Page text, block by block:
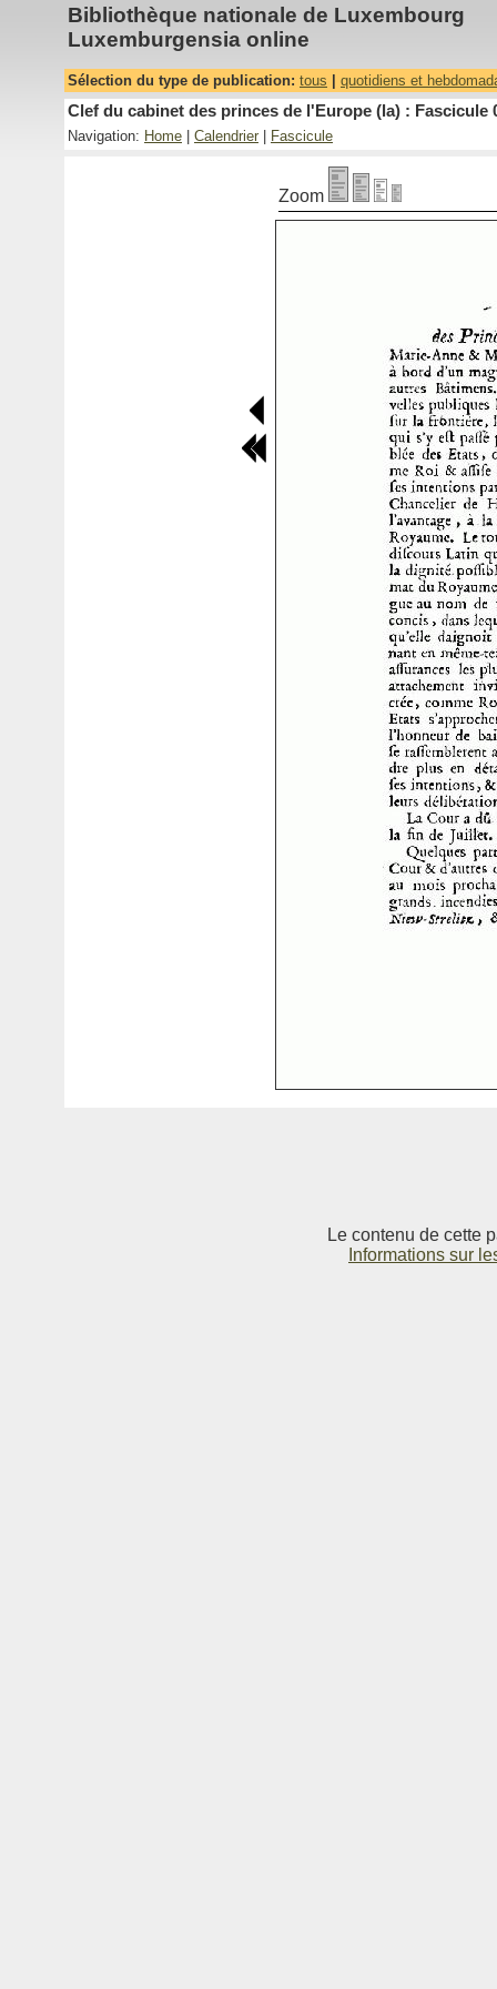
Bibliothèque nationale de Luxembourg
Luxemburgensia online
Sélection du type de publication: tous quotidiens et
Clef du cabinet des princes de l'Europe (la) : Fascicule
Navigation: Home Calendrier Fascicule
Zoom
Le contenu de cette
Informations sur